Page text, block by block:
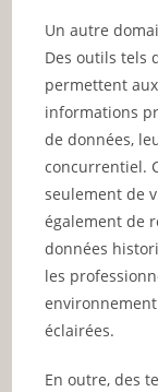
Un autre
Des outils tels
permettent
informations
de données,
concurrentiel.
seulement de
également de
données
les
éclairées.
En outre, des